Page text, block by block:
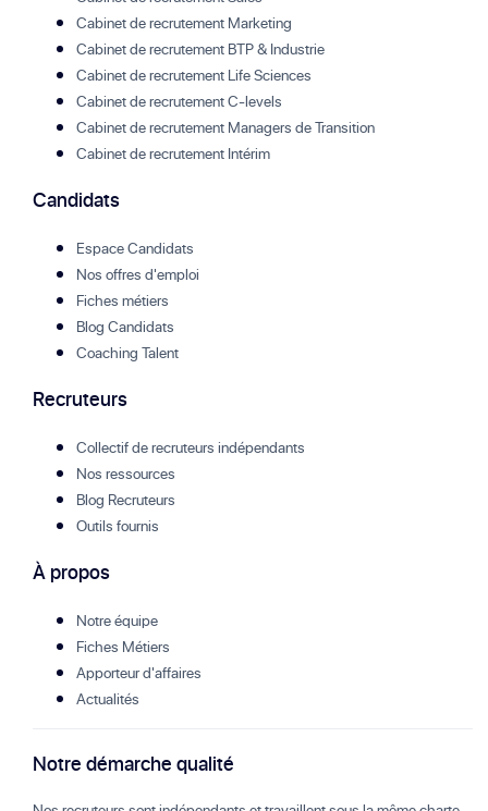
Cabinet de recrutement Marketing
Cabinet de recrutement BTP & Industrie
Cabinet de recrutement Life Sciences
Cabinet de recrutement C-levels
Cabinet de recrutement Managers de Transition
Cabinet de recrutement Intérim
Candidats
Espace Candidats
Nos offres d'emploi
Fiches métiers
Blog Candidats
Coaching Talent
Recruteurs
Collectif de recruteurs indépendants
Nos ressources
Blog Recruteurs
Outils fournis
À propos
Notre équipe
Fiches Métiers
Apporteur d'affaires
Actualités
Notre démarche qualité